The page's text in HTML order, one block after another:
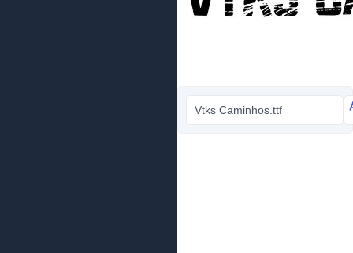
Vtks Caminhos.ttf